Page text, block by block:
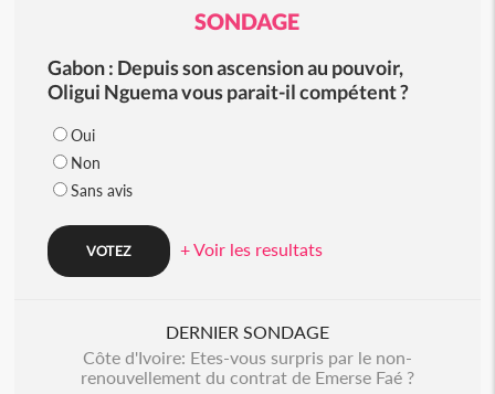
SONDAGE
Gabon : Depuis son ascension au pouvoir,
Oligui Nguema vous parait-il compétent ?
Oui
Non
Sans avis
+ Voir les resultats
DERNIER SONDAGE
Côte d'Ivoire: Etes-vous surpris par le non-
renouvellement du contrat de Emerse Faé ?